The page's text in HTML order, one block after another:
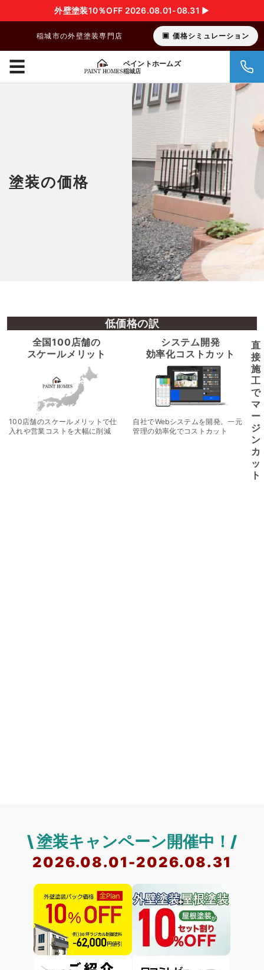
外壁塗装10％OFF 2026.08.01-08.31 ▶︎
稲城市の外壁塗装専門店 価格シミュレーション
ペイントホームズ
稲城店
☰
塗装の価格
低価格の訳
全国100店舗の
スケールメリット
100店舗のスケールメリットで仕
入れや営業コストを大幅に削減
システム開発
効率化コストカット
自社でWebシステムを開発。一元
管理の効率化でコストカット
直
接
施
工
で
マ
ー
ジ
ン
カ
ッ
ト
\ 塗装キャンペーン開催中！/
2026.08.01-2026.08.31